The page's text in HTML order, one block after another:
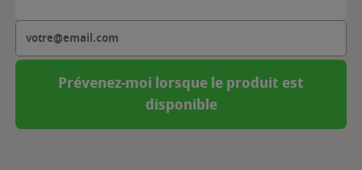
Prévenez-moi lorsque le produit est
disponible